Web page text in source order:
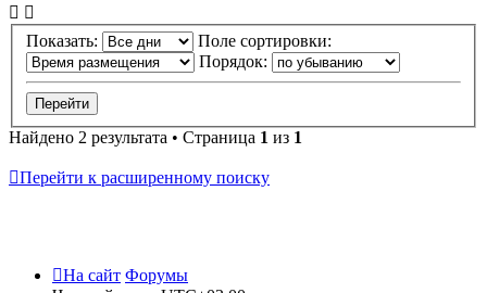
Показать:
Поле сортировки:
Порядок:
Найдено 2 результата • Страница 1 из 1
Перейти к расширенному поиску
На сайт Форумы